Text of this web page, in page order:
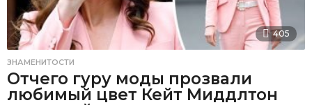
405
ЗНАМЕНИТОСТИ
Отчего гуру моды прозвали
любимый цвет Кейт Миддлтон